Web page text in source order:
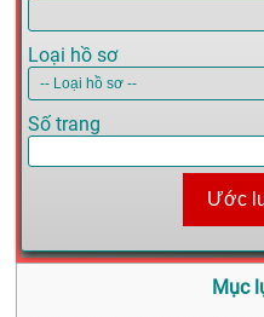
Loại hồ sơ
Số trang
Ước
Mục